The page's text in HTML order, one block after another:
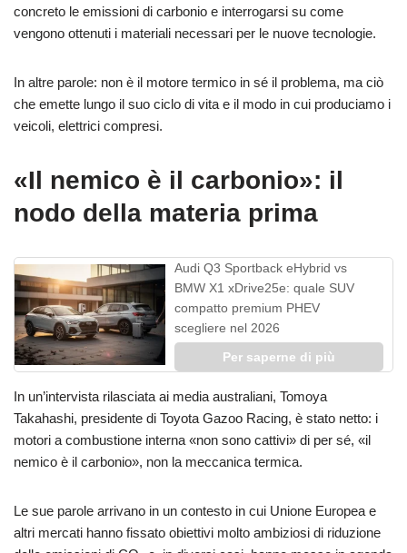
concreto le emissioni di carbonio e interrogarsi su come
vengono ottenuti i materiali necessari per le nuove tecnologie.
In altre parole: non è il motore termico in sé il problema, ma ciò
che emette lungo il suo ciclo di vita e il modo in cui produciamo i
veicoli, elettrici compresi.
«Il nemico è il carbonio»: il
nodo della materia prima
Audi Q3 Sportback eHybrid vs
BMW X1 xDrive25e: quale SUV
compatto premium PHEV
scegliere nel 2026
Per saperne di più
In un’intervista rilasciata ai media australiani, Tomoya
Takahashi, presidente di Toyota Gazoo Racing, è stato netto: i
motori a combustione interna «non sono cattivi» di per sé, «il
nemico è il carbonio», non la meccanica termica.
Le sue parole arrivano in un contesto in cui Unione Europea e
altri mercati hanno fissato obiettivi molto ambiziosi di riduzione